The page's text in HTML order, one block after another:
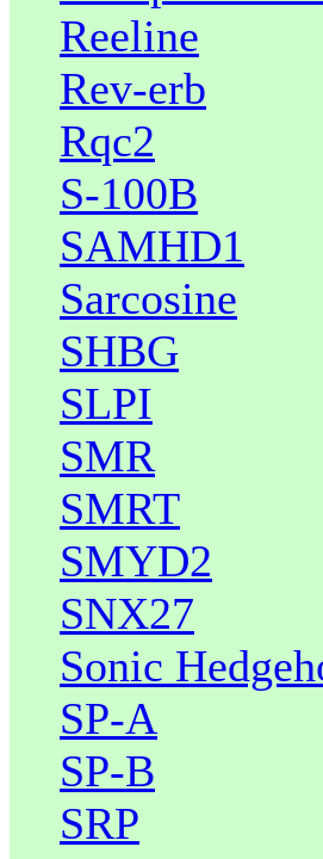
Reeline
Rev-erb
Rqc2
S-100B
SAMHD1
Sarcosine
SHBG
SLPI
SMR
SMRT
SMYD2
SNX27
Sonic
SP-A
SP-B
SRP